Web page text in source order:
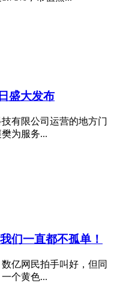
盛大发布
有限公司运营的地方门
为服务...
们一直都不孤单！
亿网民拍手叫好，但同
个黄色...